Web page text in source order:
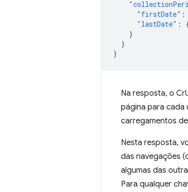
"firstDate" :
"lastDate" :
}
}
}
Na resposta, o
página para cada
carregamentos
Nesta resposta,
das navegações
algumas das
Para qualquer